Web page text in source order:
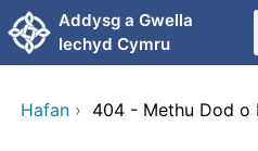
Neidio i'r prif gynnwy
Addysg a Gwella
Iechyd Cymru
Hafan › 404 - Methu Dod o